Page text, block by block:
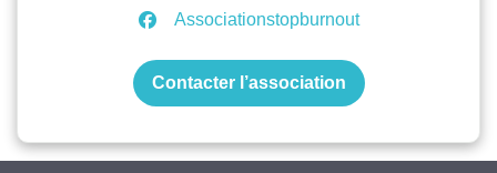
Associationstopburnout
Contacter l’association